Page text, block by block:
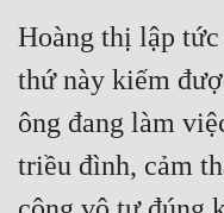
Đông Phương
Đông Phương Huyền Huyễn
Đồng Nhân
Hoàng thị lập
thứ này kiếm
ông đang làm
triều đình, cảm